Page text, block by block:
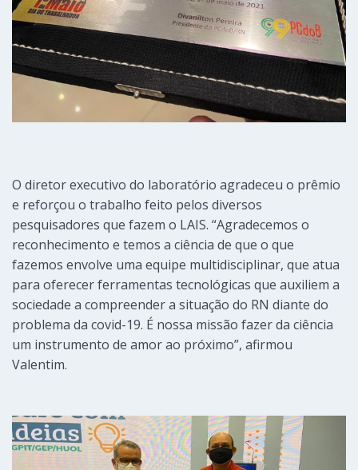
O diretor executivo do laboratório agradeceu o prêmio
e reforçou o trabalho feito pelos diversos
pesquisadores que fazem o LAIS. “Agradecemos o
reconhecimento e temos a ciência de que o que
fazemos envolve uma equipe multidisciplinar, que atua
para oferecer ferramentas tecnológicas que auxiliem a
sociedade a compreender a situação do RN diante do
problema da covid-19. É nossa missão fazer da ciência
um instrumento de amor ao próximo”, afirmou
Valentim.